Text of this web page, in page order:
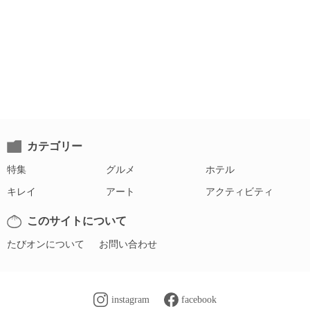
カテゴリー
特集 グルメ ホテル
キレイ アート アクティビティ
このサイトについて
たびオンについて お問い合わせ
instagram facebook